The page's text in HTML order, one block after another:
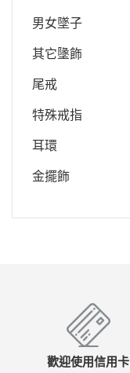
男女墜子
其它墬飾
尾戒
特殊戒指
耳環
金擺飾
歡迎使用信用卡